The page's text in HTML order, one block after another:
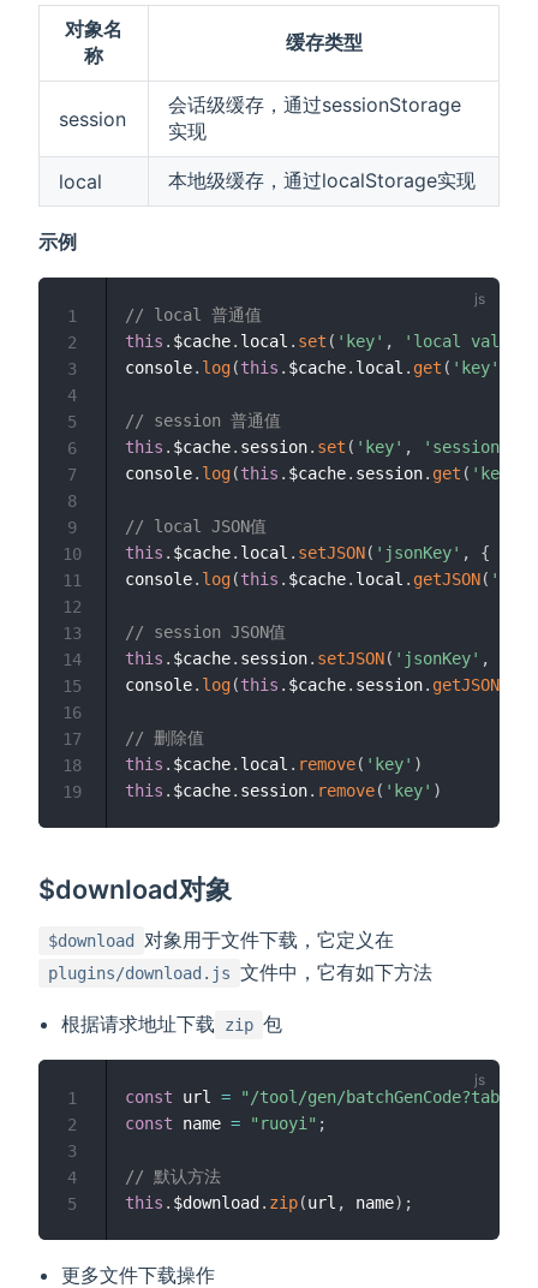
对象名
称
缓存类型
session
会话级缓存，通过sessionStorage
实现
local 本地级缓存，通过localStorage实现
示例
// local 普通值
this . $cache. local . set ( 'key' , 'local value'
console. log(this . $cache. local . get ( 'key'
// session 普通值
this . $cache. session. set ( 'key' ,
'session
console. log(this . $cache. session. get ( 'key'
// local JSON值
this . $cache. local . setJSON( 'jsonKey' , {
console. log(this . $cache. local . getJSON(
// session JSON值
this . $cache. session. setJSON( 'jsonKey' ,
console. log(this . $cache. session. getJSON
// 删除值
this . $cache. local . remove( 'key' )
this . $cache. session. remove( 'key' )
1
2
3
4
5
6
7
8
9
10
11
12
13
14
15
16
17
18
19
$download对象
$download 对象用于文件下载，它定义在
plugins/download.js 文件中，它有如下方法
根据请求地址下载 zip 包
const url =
"/tool/gen/
const name = "ruoyi" ;
// 默认方法
this . $download . zip(url , name) ;
1
2
3
4
5
更多文件下载操作